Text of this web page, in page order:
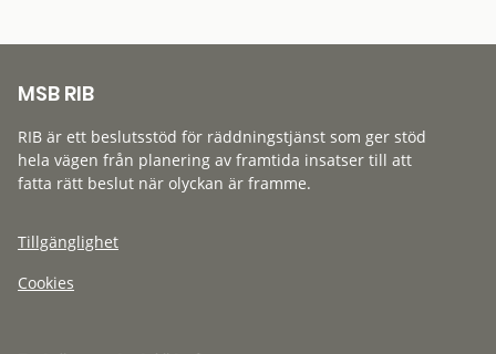
MSB RIB
RIB är ett beslutsstöd för räddningstjänst som ger stöd
hela vägen från planering av framtida insatser till att
fatta rätt beslut när olyckan är framme.
Tillgänglighet
Cookies